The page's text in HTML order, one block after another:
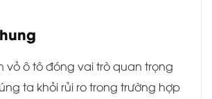
vỏ ô tô đóng vai trò quan trọng
ta khỏi rủi ro trong trường hợp